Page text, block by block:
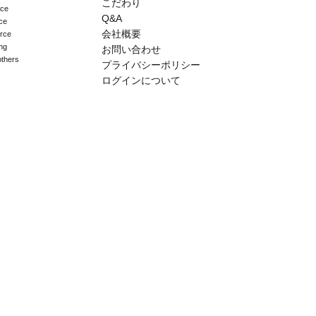
こだわり
Q&A
会社概要
お問い合わせ
プライバシーポリシー
ログインについて